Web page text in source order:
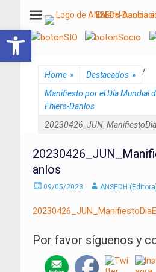
Abrir barra de herramientas
Asociación Nacional del
Home » Destacados » /
Manifiesto por el Día Mundial
Ehlers-Danlos
anlos
Enviado
09/05/2023 AutorANSEDH
Por favor síguenos y